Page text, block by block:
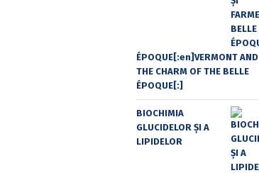
ÉPOQUE[:en]VERMONT AND
THE CHARM OF THE BELLE
ÉPOQUE[:]
BIOCHIMIA
GLUCIDELOR ȘI A
LIPIDELOR